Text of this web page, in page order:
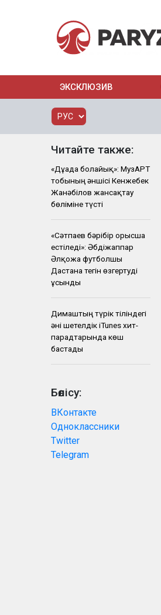
ЭКСКЛЮЗИВ
Читайте также:
«Дұғада болайық»: МузАРТ
тобының әншісі Кенжебек
Жанәбілов жансақтау
бөліміне түсті
«Сәтпаев бәрібір орысша
естіледі»: Әбдіжаппар
Әлқожа футболшы
Дастанға тегін өзгертуді
ұсынды
Димаштың түрік тіліндегі
әні шетелдік iTunes хит-
парадтарында көш
бастады
Бөлісу:
ВКонтакте
Одноклассники
Twitter
Telegram